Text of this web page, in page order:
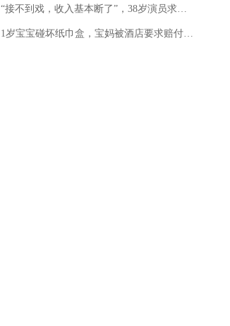
“接不到戏，收入基本断了”，38岁演员求职景区NPC：工作量断崖式下跌，留给我试错的时间不多了
1岁宝宝碰坏纸巾盒，宝妈被酒店要求赔付924元！三亚一酒店回复：骨瓷定制！网友一查价格，吵翻了